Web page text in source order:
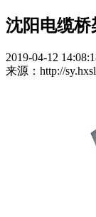
沈阳电缆桥
2019-04-12
来源：http://